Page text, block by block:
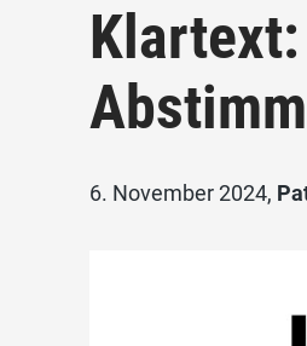
6. November 2024,